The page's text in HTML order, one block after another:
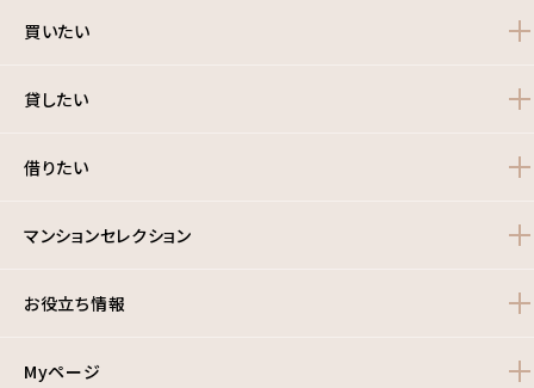
買いたい
貸したい
借りたい
マンションセレクション
お役立ち情報
Myページ